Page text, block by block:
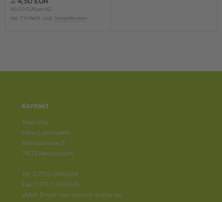
ab
90,00 EUR pro KG
inkl. 7 % MwSt. zzgl. Versandkosten
Kontakt
Teecultur
Irene Leinmueller
Marktstrasse 11
74172 Neckarsulm
Tel: 07132-3410614
Fax: 07132-3410615
eMail: Email: teecultur@t-online.de